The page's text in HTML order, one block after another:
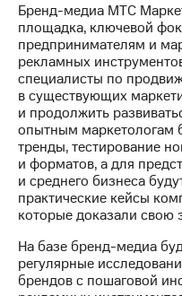
Пригласить
спикера
и акционерам
Корпоративное
управление
Корпоративный
секретарь
Раскрытие
информации
Информация
акционерам
Документы
ПАО
"МТС"
Бренд-медиа МТС
площадка, ключевой
предпринимателям и
рекламных
специалисты по
в существующих
и продолжить
опытным маркетологам
тренды, тестирование
и форматов, а для
и среднего бизнеса
практические кейсы
которые доказали свою
На базе бренд-медиа
регулярные
брендов с пошаговой